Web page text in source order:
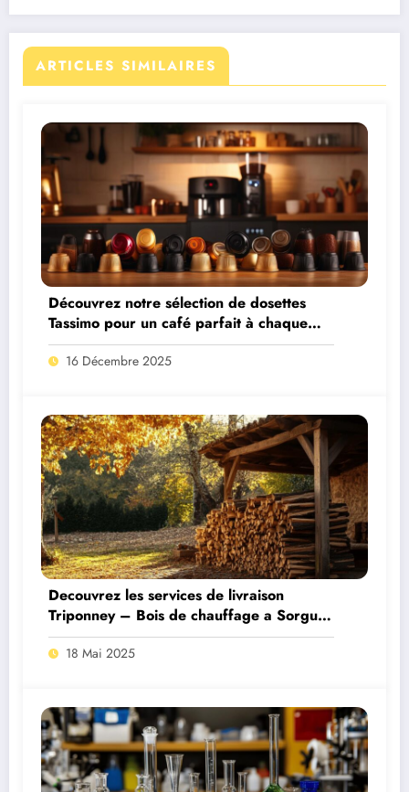
ARTICLES SIMILAIRES
Découvrez notre sélection de dosettes
Tassimo pour un café parfait à chaque
tasse
16 Décembre 2025
Decouvrez les services de livraison
Triponney – Bois de chauffage a Sorgues
(Vaucluse)
18 Mai 2025